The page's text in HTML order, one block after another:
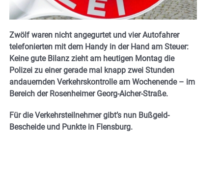
Zwölf waren nicht angegurtet und vier Autofahrer
telefonierten mit dem Handy in der Hand am Steuer:
Keine gute Bilanz zieht am heutigen Montag die
Polizei zu einer gerade mal knapp zwei Stunden
andauernden Verkehrskontrolle am Wochenende – im
Bereich der Rosenheimer Georg-Aicher-Straße.
Für die Verkehrsteilnehmer gibt’s nun Bußgeld-
Bescheide und Punkte in Flensburg.